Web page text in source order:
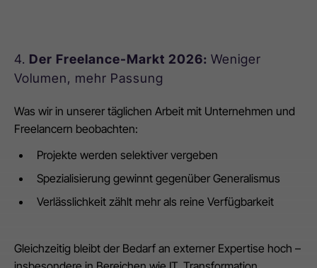
4. Der Freelance-Markt 2026: Weniger
Volumen, mehr Passung
Was wir in unserer täglichen Arbeit mit Unternehmen und
Freelancern beobachten:
Projekte werden selektiver vergeben
Spezialisierung gewinnt gegenüber Generalismus
Verlässlichkeit zählt mehr als reine Verfügbarkeit
Gleichzeitig bleibt der Bedarf an externer Expertise hoch –